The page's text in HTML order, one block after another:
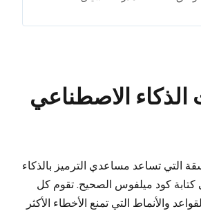
الذكاء الاصطناعي
التي تساعد مساعدي الترميز بالذكاء
كود ميلفوس الصحيح. تقوم كل
والأنماط التي تمنع الأخطاء الأكثر